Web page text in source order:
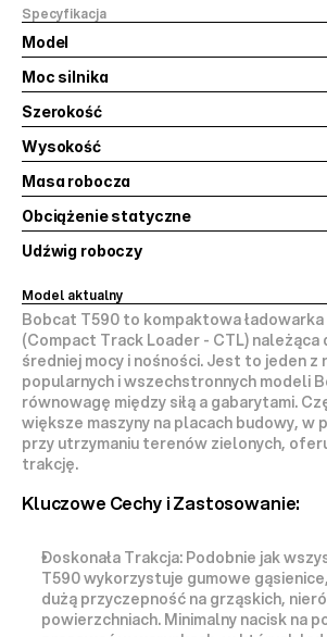
Model
Moc silnika
Szerokość
Wysokość
Masa robocza
Obciążenie statyczne
Udźwig roboczy
Specyfikacja
Model aktualny
Bobcat T590 to kompaktowa
(Compact Track Loader - CTL) należąca
średniej mocy i nośności. Jest to jeden z
równowagę między siłą a gabarytami.
większe maszyny na placach budowy, w
przy utrzymaniu terenów zielonych,
trakcję.
Kluczowe Cechy i Zastosowanie:
Doskonała Trakcja: Podobnie jak
T590 wykorzystuje gumowe gąsienice
dużą przyczepność na grząskich,
powierzchniach. Minimalny nacisk na